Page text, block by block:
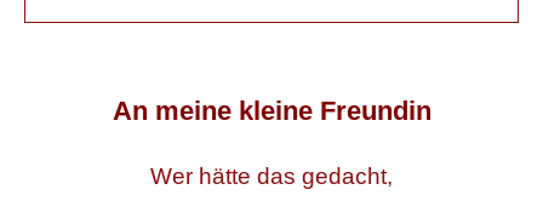
An meine kleine Freundin
Wer hätte das gedacht,